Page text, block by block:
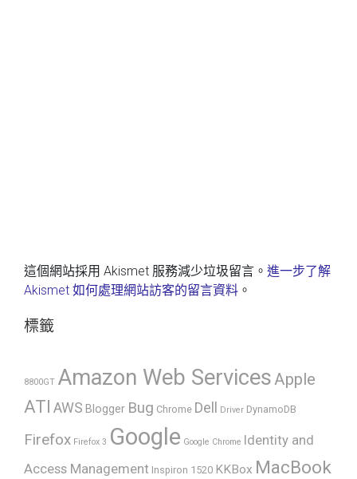
這個網站採用 Akismet 服務減少垃圾留言。 進一步了解
Akismet 如何處理網站訪客的留言資料 。
標籤
8800GT Amazon Web Services Apple
ATI AWS Blogger Bug Chrome Dell Driver DynamoDB
Firefox Firefox 3 Google Google Chrome Identity and
Access Management Inspiron 1520 KKBox MacBook